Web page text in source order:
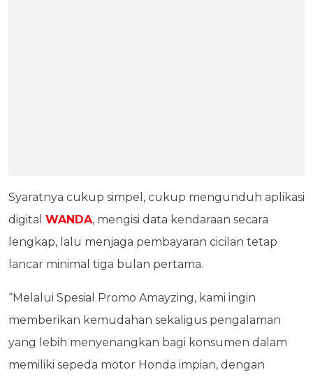
Syaratnya cukup simpel, cukup mengunduh aplikasi
digital WANDA, mengisi data kendaraan secara
lengkap, lalu menjaga pembayaran cicilan tetap
lancar minimal tiga bulan pertama.
“Melalui Spesial Promo Amayzing, kami ingin
memberikan kemudahan sekaligus pengalaman
yang lebih menyenangkan bagi konsumen dalam
memiliki sepeda motor Honda impian, dengan